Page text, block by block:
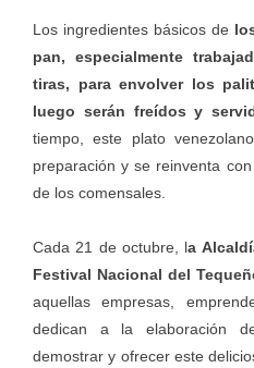
Los ingredientes básicos de
pan, especialmente
tiras, para envolver los
luego serán freídos y
tiempo, este plato
preparación y se reinventa
de los comensales.
Cada 21 de octubre, la
Festival Nacional del
aquellas empresas,
dedican a la elaboración
demostrar y ofrecer este